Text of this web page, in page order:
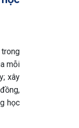
mỗi
xây
học